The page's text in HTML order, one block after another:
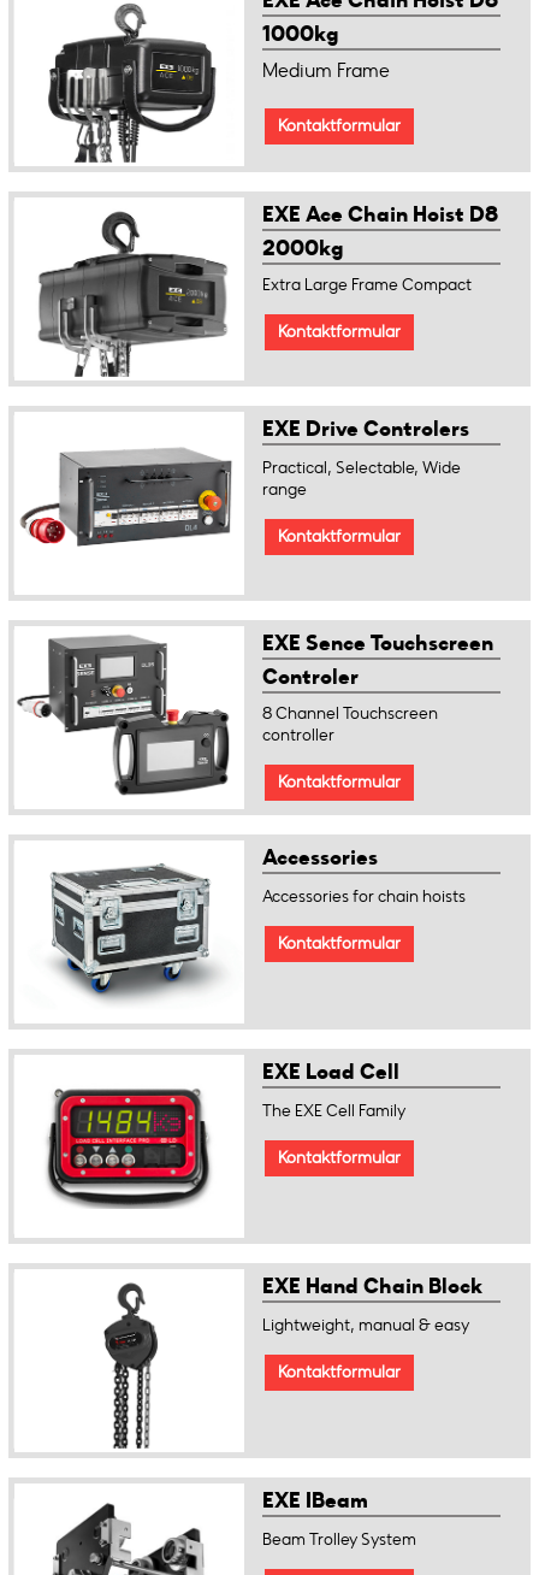
1000kg
Medium Frame
Kontaktformular
EXE Ace Chain Hoist D8
2000kg
Extra Large Frame Compact
Kontaktformular
EXE Drive Controlers
Practical, Selectable, Wide
range
Kontaktformular
EXE Sence Touchscreen
Controler
8 Channel Touchscreen
controller
Kontaktformular
Accessories
Accessories for chain hoists
Kontaktformular
EXE Load Cell
The EXE Cell Family
Kontaktformular
EXE Hand Chain Block
Lightweight, manual & easy
Kontaktformular
EXE IBeam
Beam Trolley System